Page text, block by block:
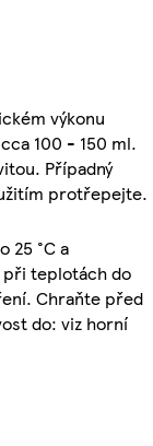
výkonu
100 - 150 ml.
Případný
protřepejte.
25 °C a
při teplotách do
Chraňte před
do: viz horní